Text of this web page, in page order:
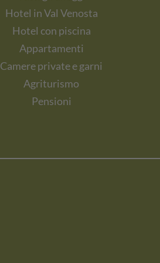
Hotel in Val Venosta
Hotel con piscina
Appartamenti
Camere private e garni
Agriturismo
Pensioni